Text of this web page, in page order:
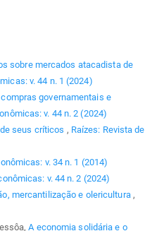
sobre mercados atacadista de
v. 44 n. 1 (2024)
governamentais e
v. 44 n. 2 (2024)
seus críticos , Raízes: Revista de
v. 34 n. 1 (2014)
v. 44 n. 2 (2024)
mercantilização e olericultura ,
A economia solidária e o